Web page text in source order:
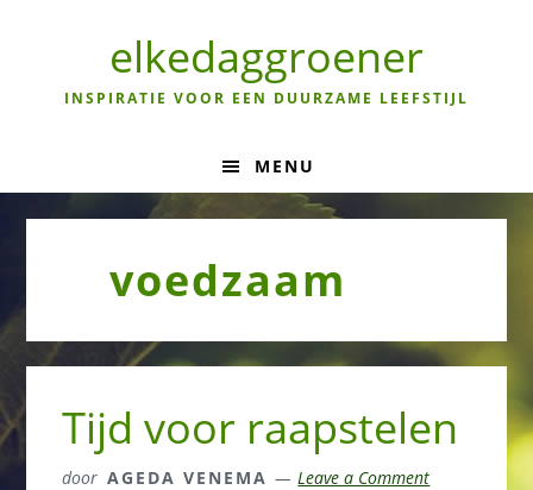
navigation
elkedaggroener
INSPIRATIE VOOR EEN DUURZAME LEEFSTIJL
MENU
voedzaam
Tijd voor raapstelen
door AGEDA VENEMA Leave a Comment